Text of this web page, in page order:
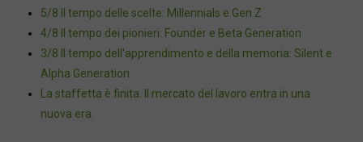
5/8 Il tempo delle scelte: Millennials e Gen Z
4/8 Il tempo dei pionieri: Founder e Beta Generation
3/8 Il tempo dell'apprendimento e della memoria: Silent e
Alpha Generation
La staffetta è finita. Il mercato del lavoro entra in una
nuova era.